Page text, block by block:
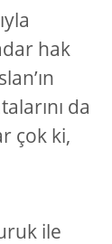
hak
da
çok ki,
ile